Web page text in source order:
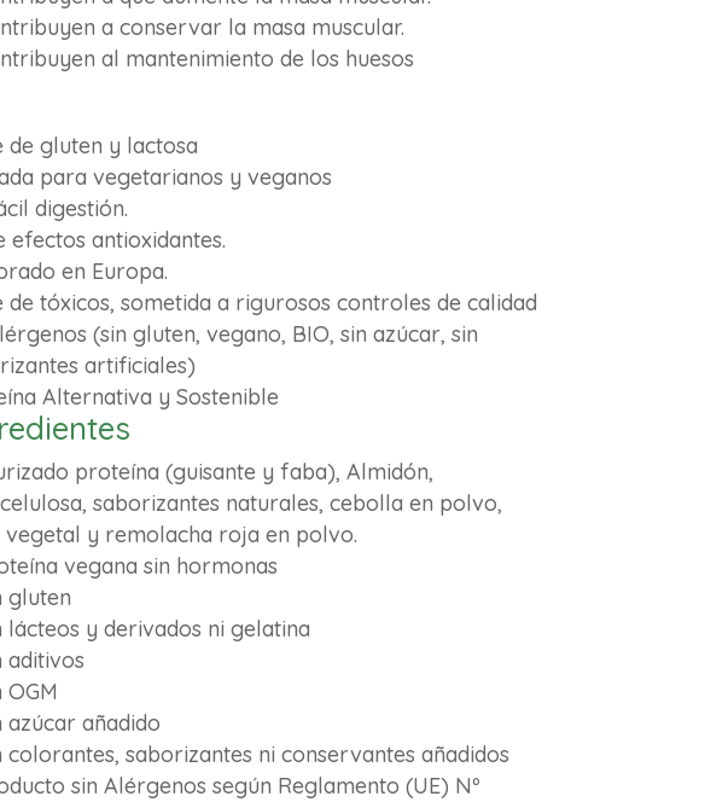
a conservar la masa muscular.
al mantenimiento de los huesos
de gluten y lactosa
para vegetarianos y veganos
digestión.
efectos antioxidantes.
en Europa.
de tóxicos, sometida a rigurosos controles de calidad
(sin gluten, vegano, BIO, sin azúcar, sin
artificiales)
Alternativa y Sostenible
proteína (guisante y faba), Almidón,
saborizantes naturales, cebolla en polvo,
y remolacha roja en polvo.
vegana sin hormonas
gluten
lácteos y derivados ni gelatina
aditivos
OGM
azúcar añadido
colorantes, saborizantes ni conservantes añadidos
sin Alérgenos según Reglamento (UE) Nº